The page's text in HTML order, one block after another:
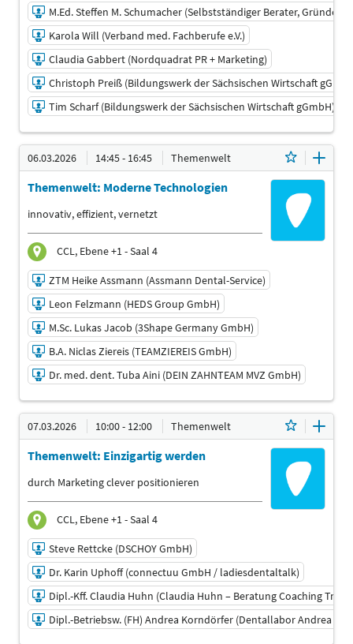
M.Ed. Steffen M. Schumacher (Selbstständiger Berater, Gründer &
Karola Will (Verband med. Fachberufe e.V.)
Claudia Gabbert (Nordquadrat PR + Marketing)
Christoph Preiß (Bildungswerk der Sächsischen Wirtschaft
Tim Scharf (Bildungswerk der Sächsischen Wirtschaft gGmbH)
06.03.2026 | 11:00 - 13:00
M.Ed. Steffen M. Schumacher (Selbstständiger Berater,
Gründer & Coach)
Karola Will (Verband med. Fachberufe e.V.)
Referent
Claudia Gabbert (Nordquadrat PR + Marketing)
Referent
Christoph Preiß (Bildungswerk der Sächsischen
Wirtschaft gGmbH)
Referent
Tim Scharf (Bildungswerk der Sächsischen Wirtschaft
gGmbH)
Referent
Sprache
Deutsch
06.03.2026 14:45 - 16:45 Themenwelt
Themenwelt: Moderne Technologien
innovativ, effizient, vernetzt
CCL, Ebene +1 - Saal 4
ZTM Heike Assmann (Assmann Dental-Service)
Leon Felzmann (HEDS Group GmbH)
M.Sc. Lukas Jacob (3Shape Germany GmbH)
B.A. Niclas Ziereis (TEAMZIEREIS GmbH)
Dr. med. dent. Tuba Aini (DEIN ZAHNTEAM MVZ GmbH)
06.03.2026 | 14:45 - 16:45
ZTM Heike Assmann (Assmann Dental-Service)
Referent
Leon Felzmann (HEDS Group GmbH)
M.Sc. Lukas Jacob (3Shape Germany GmbH)
B.A. Niclas Ziereis (TEAMZIEREIS GmbH)
Co-Referent
Dr. med. dent. Tuba Aini (DEIN ZAHNTEAM MVZ GmbH)
Referent
Sprache
07.03.2026 10:00 - 12:00 Themenwelt
Themenwelt: Einzigartig werden
durch Marketing clever positionieren
CCL, Ebene +1 - Saal 4
Steve Rettcke (DSCHOY GmbH)
Dr. Karin Uphoff (connectuu GmbH / ladiesdentaltalk)
Dipl.-Kff. Claudia Huhn (Claudia Huhn – Beratung Coaching
Dipl.-Betriebsw. (FH) Andrea Korndörfer (Dentallabor Andrea